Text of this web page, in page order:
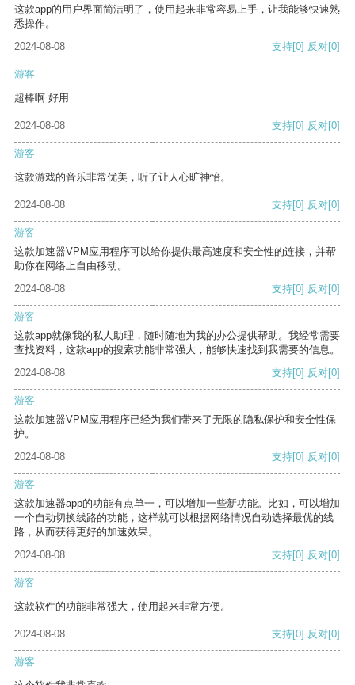
这款app的用户界面简洁明了，使用起来非常容易上手，让我能够快速熟
悉操作。
2024-08-08
支持[0] 反对[0]
游客
超棒啊 好用
2024-08-08 支持[0] 反对[0]
游客
这款游戏的音乐非常优美，听了让人心旷神怡。
2024-08-08 支持[0] 反对[0]
游客
这款加速器VPM应用程序可以给你提供最高速度和安全性的连接，并帮
助你在网络上自由移动。
2024-08-08
支持[0] 反对[0]
游客
这款app就像我的私人助理，随时随地为我的办公提供帮助。我经常需要
查找资料，这款app的搜索功能非常强大，能够快速找到我需要的信息。
2024-08-08
支持[0] 反对[0]
游客
这款加速器VPM应用程序已经为我们带来了无限的隐私保护和安全性保
护。
2024-08-08
支持[0] 反对[0]
游客
这款加速器app的功能有点单一，可以增加一些新功能。比如，可以增加
一个自动切换线路的功能，这样就可以根据网络情况自动选择最优的线
路，从而获得更好的加速效果。
2024-08-08
支持[0] 反对[0]
游客
这款软件的功能非常强大，使用起来非常方便。
2024-08-08 支持[0] 反对[0]
游客